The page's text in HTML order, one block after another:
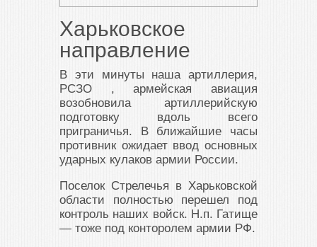
Харьковское
направление
В эти минуты наша артиллерия,
РСЗО , армейская авиация
возобновила артиллерийскую
подготовку вдоль всего
приграничья. В ближайшие часы
противник ожидает ввод основных
ударных кулаков армии России.
Поселок Стрелечья в Харьковской
области полностью перешел под
контроль наших войск. Н.п. Гатище
— тоже под конторолем армии РФ.